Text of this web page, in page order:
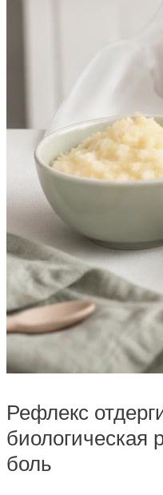
Рефлекс
биологическая
боль